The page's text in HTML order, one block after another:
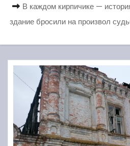
В каждом кирпичике —
здание бросили на произвол